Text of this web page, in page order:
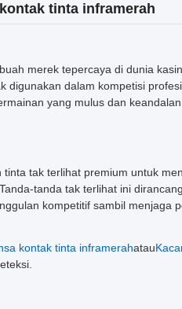
tinta inframerah
merek tepercaya di dunia
digunakan dalam kompetisi
yang mulus dan
tak terlihat premium untuk
tanda tak terlihat ini
kompetitif sambil menjaga
kontak tinta inframerahatau